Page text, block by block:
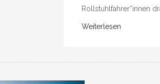
Rollstuhlfahrer*innen
Weiterlesen